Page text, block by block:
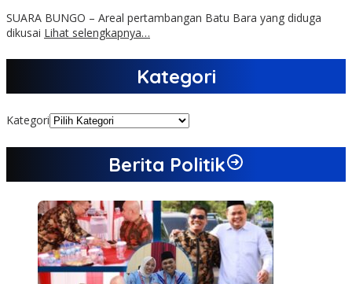
SUARA BUNGO – Areal pertambangan Batu Bara yang diduga
dikusai Lihat selengkapnya…
Kategori
Kategori
Berita Politik